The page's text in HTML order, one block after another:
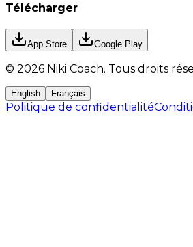
Télécharger
App Store Google Play
© 2026 Niki Coach. Tous droits
English Français
Politique de confidentialité